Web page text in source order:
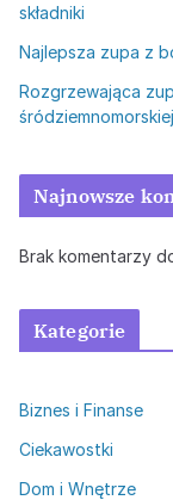
składniki
Najlepsza zupa z
Rozgrzewająca
śródziemnomorskiej
Najnowsze
Brak komentarzy
Kategorie
Biznes i Finanse
Ciekawostki
Dom i Wnętrze